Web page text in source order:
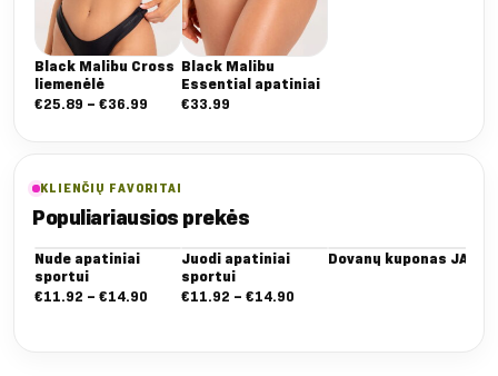
Black Malibu Cross
liemenėlė
€25.89 – €36.99
Black Malibu
Essential apatiniai
€33.99
KLIENČIŲ FAVORITAI
Populiariausios prekės
Nude apatiniai
sportui
€11.92 – €14.90
Juodi apatiniai
sportui
€11.92 – €14.90
Dovanų kuponas JAI